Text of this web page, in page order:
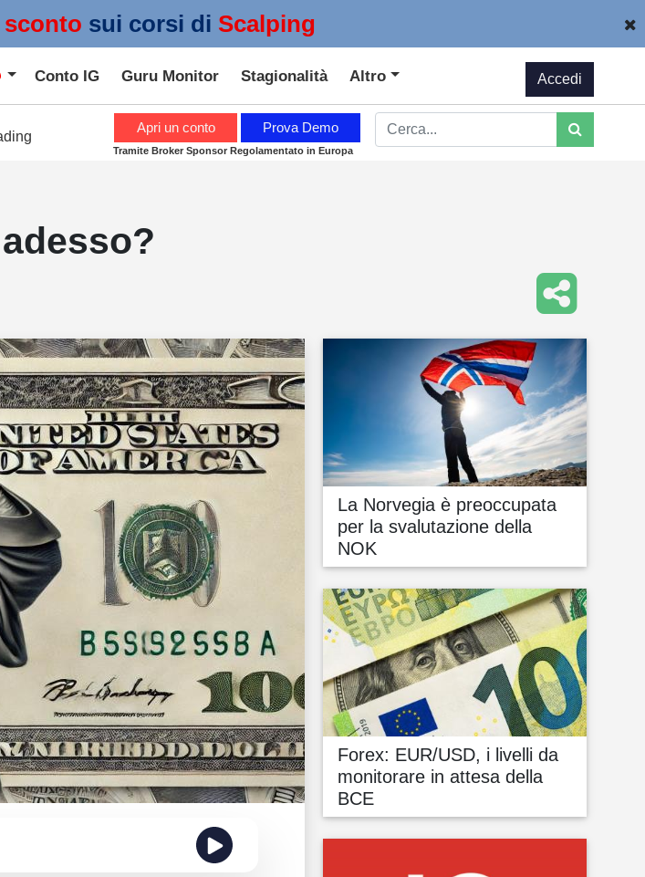
sconto sui corsi di Scalping
Conto IG Guru Monitor Stagionalità Altro Accedi
Apri un conto Prova Demo
Tramite Broker Sponsor Regolamentato in Europa
La Norvegia è preoccupata
per la svalutazione della
NOK
Forex: EUR/USD, i livelli da
monitorare in attesa della
BCE